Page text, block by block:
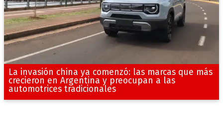
La invasión china ya comenzó: las marcas que más
crecieron en Argentina y preocupan a las
automotrices tradicionales